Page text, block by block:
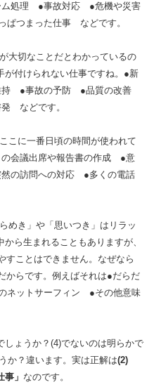
ム処理 ●事故対応 ●危機や災害
つまった仕事 などです。
大切なことだとわかっているの
が付けられない仕事ですね。●新
持 ●事故の予防 ●品質の改善
などです。
こに一番日頃の時間が使われて
の会議出席や報告書の作成 ●意
の訪問への対応 ●多くの電話
めき」や「思いつき」はリラッ
ら生まれることもありますが、
すことはできません。なぜなら
からです。例えばそれは●だらだ
ットサーフィン ●その他意味
しょうか？(4)でないのは明らかで
か？違います。実は正解は(2)
」 なのです。